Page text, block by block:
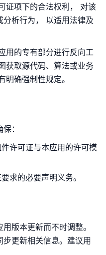
证项下的合法权利， 对该
析行为， 以适用法律及
用的专有部分进行反向工
获取源代码、算法或业务
确强制性规定。
：
许可证与本应用的许可模
求的必要声明义务。
版本更新而不时调整。
更新相关信息。建议用